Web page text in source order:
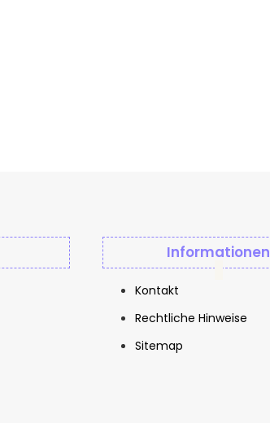
Informationen
Kontakt
Rechtliche Hinweise
Sitemap